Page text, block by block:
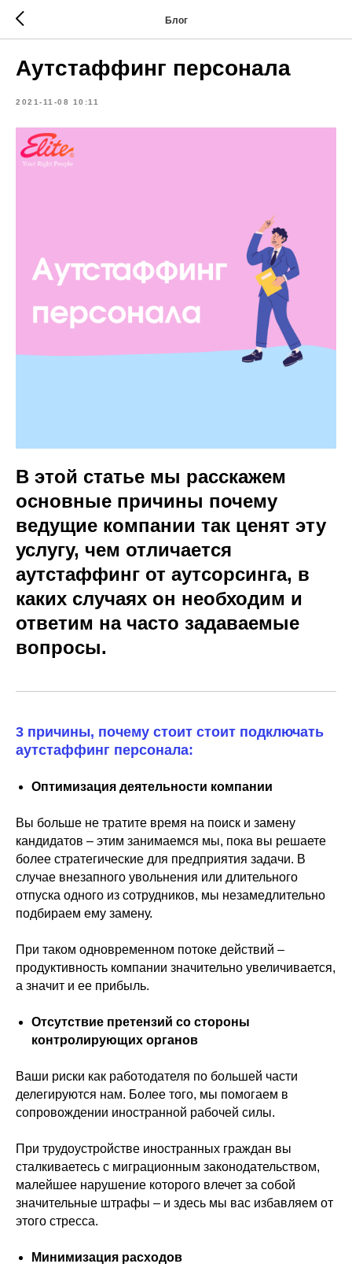
Блог
Аутстаффинг персонала
2021-11-08 10:11
В этой статье мы расскажем
основные причины почему
ведущие компании так ценят эту
услугу, чем отличается
аутстаффинг от аутсорсинга, в
каких случаях он необходим и
ответим на часто задаваемые
вопросы.
3 причины, почему стоит стоит подключать
аутстаффинг персонала:
Оптимизация деятельности компании
Вы больше не тратите время на поиск и замену
кандидатов – этим занимаемся мы, пока вы решаете
более стратегические для предприятия задачи. В
случае внезапного увольнения или длительного
отпуска одного из сотрудников, мы незамедлительно
подбираем ему замену.
При таком одновременном потоке действий –
продуктивность компании значительно увеличивается,
а значит и ее прибыль.
Отсутствие претензий со стороны
контролирующих органов
Ваши риски как работодателя по большей части
делегируются нам. Более того, мы помогаем в
сопровождении иностранной рабочей силы.
При трудоустройстве иностранных граждан вы
сталкиваетесь с миграционным законодательством,
малейшее нарушение которого влечет за собой
значительные штрафы – и здесь мы вас избавляем от
этого стресса.
Минимизация расходов